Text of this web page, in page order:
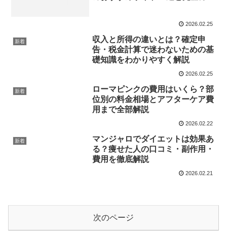
2026.02.25
新着
収入と所得の違いとは？確定申
告・税金計算で迷わないための基
礎知識をわかりやすく解説
2026.02.25
新着
ローマピンクの費用はいくら？部
位別の料金相場とアフターケア費
用まで全部解説
2026.02.22
新着
マンジャロでダイエットは効果あ
る？痩せた人の口コミ・副作用・
費用を徹底解説
2026.02.21
次のページ